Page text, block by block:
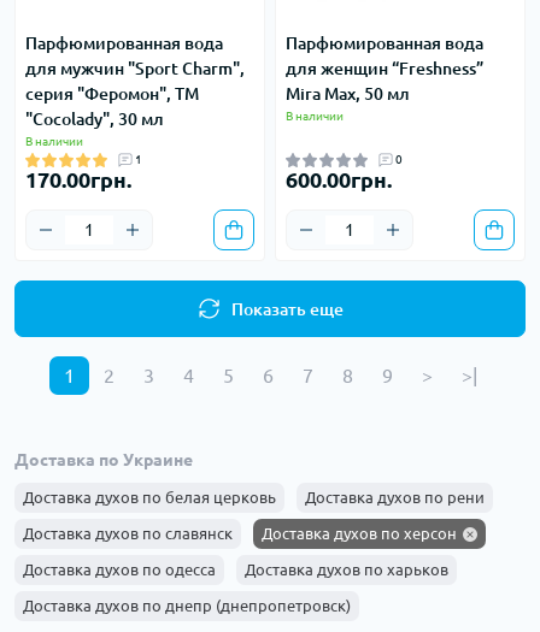
Парфюмированная вода
для мужчин "Sport Charm",
серия "Феромон", ТМ
"Cocolady", 30 мл
В наличии
1
170.00грн.
Парфюмированная вода
для женщин “Freshness”
Mira Max, 50 мл
В наличии
0
600.00грн.
Показать еще
1 2 3 4 5 6 7 8 9 > >|
Доставка по Украине
Доставка духов по белая церковь Доставка духов по рени
Доставка духов по славянск Доставка духов по херсон
Доставка духов по одесса Доставка духов по харьков
Доставка духов по днепр (днепропетровск)